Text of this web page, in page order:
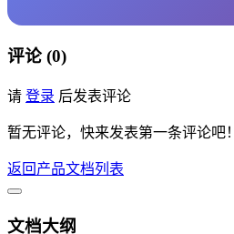
评论 (0)
请 登录 后发表评论
暂无评论，快来发表第一条评论吧！
返回产品文档列表
文档大纲